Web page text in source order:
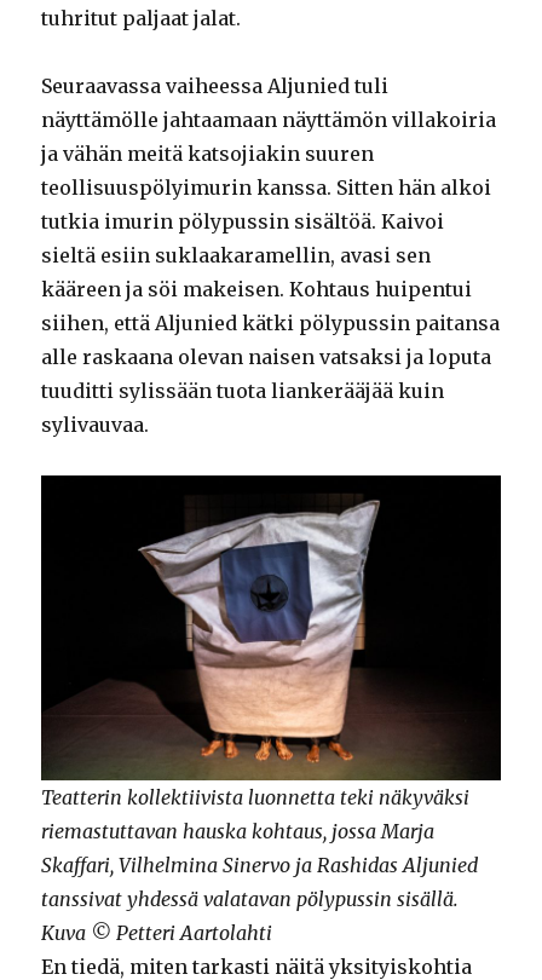
tuhritut paljaat jalat.
Seuraavassa vaiheessa Aljunied tuli
näyttämölle jahtaamaan näyttämön villakoiria
ja vähän meitä katsojiakin suuren
teollisuuspölyimurin kanssa. Sitten hän alkoi
tutkia imurin pölypussin sisältöä. Kaivoi
sieltä esiin suklaakaramellin, avasi sen
kääreen ja söi makeisen. Kohtaus huipentui
siihen, että Aljunied kätki pölypussin paitansa
alle raskaana olevan naisen vatsaksi ja loputa
tuuditti sylissään tuota liankerääjää kuin
sylivauvaa.
Teatterin kollektiivista luonnetta teki näkyväksi
riemastuttavan hauska kohtaus, jossa Marja
Skaffari, Vilhelmina Sinervo ja Rashidas Aljunied
tanssivat yhdessä valatavan pölypussin sisällä.
Kuva © Petteri Aartolahti
En tiedä, miten tarkasti näitä yksityiskohtia